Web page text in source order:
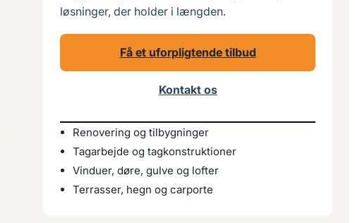
løsninger, der holder i længden.
Få et uforpligtende tilbud
Kontakt os
Renovering og tilbygninger
Tagarbejde og tagkonstruktioner
Vinduer, døre, gulve og lofter
Terrasser, hegn og carporte